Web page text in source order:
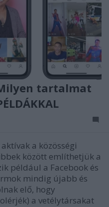
tartalmat
a közösségi
között említhetjük a
például a Facebook és
mindig újabb és
elő, hogy
a vetélytársakat